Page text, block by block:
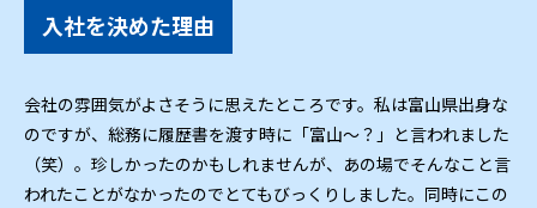
入社を決めた理由
会社の雰囲気がよさそうに思えたところです。私は富山県出身な
のですが、総務に履歴書を渡す時に「富山〜？」と言われました
（笑）。珍しかったのかもしれませんが、あの場でそんなこと言
われたことがなかったのでとてもびっくりしました。同時にこの